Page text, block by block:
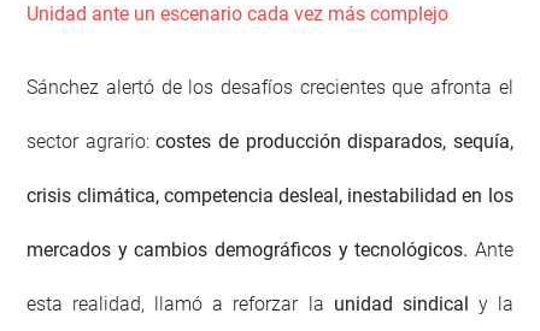
Unidad ante un escenario cada vez más complejo
Sánchez alertó de los desafíos crecientes que afronta el
sector agrario:costes de producción disparados, sequía,
crisis climática, competencia desleal, inestabilidad en los
mercados y cambios demográficos y tecnológicos. Ante
esta realidad, llamó a reforzar la unidad sindical y la